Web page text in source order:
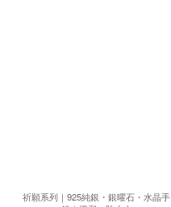
祈願系列｜925純銀・銀曜石・水晶手